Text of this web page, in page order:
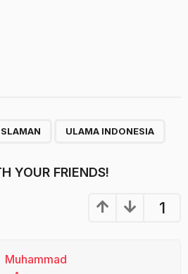
ULAMA INDONESIA
YOUR FRIENDS!
1